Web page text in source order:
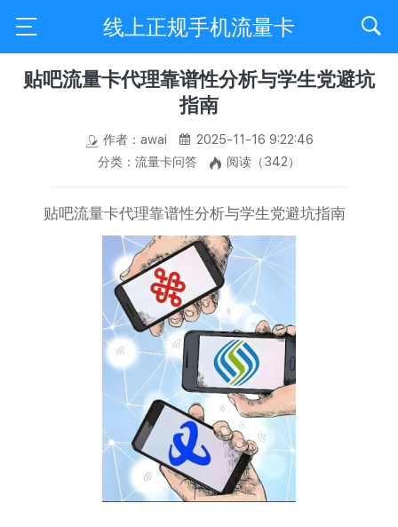
线上正规手机流量卡
贴吧流量卡代理靠谱性分析与学生党避坑
指南
作者：awai
2025-11-16 9:22:46
分类：流量卡问答
阅读（342）
贴吧流量卡代理靠谱性分析与学生党避坑指南